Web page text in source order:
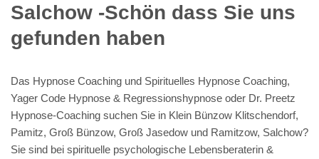
Salchow -Schön dass Sie uns
gefunden haben
Das Hypnose Coaching und Spirituelles Hypnose Coaching,
Yager Code Hypnose & Regressionshypnose oder Dr. Preetz
Hypnose-Coaching suchen Sie in Klein Bünzow Klitschendorf,
Pamitz, Groß Bünzow, Groß Jasedow und Ramitzow, Salchow?
Sie sind bei spirituelle psychologische Lebensberaterin &